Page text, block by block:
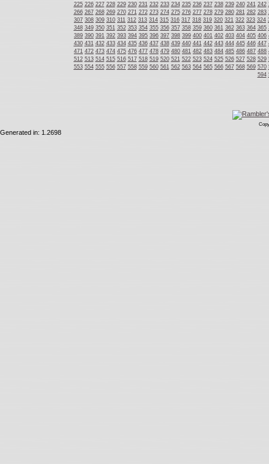
225 226 227 228 229 230 231 232 233 234 235 236 237 238 239 240 241 242
266 267 268 269 270 271 272 273 274 275 276 277 278 279 280 281 282 283
307 308 309 310 311 312 313 314 315 316 317 318 319 320 321 322 323 324
348 349 350 351 352 353 354 355 356 357 358 359 360 361 362 363 364 365
389 390 391 392 393 394 395 396 397 398 399 400 401 402 403 404 405 406
430 431 432 433 434 435 436 437 438 439 440 441 442 443 444 445 446 447
471 472 473 474 475 476 477 478 479 480 481 482 483 484 485 486 487 488
512 513 514 515 516 517 518 519 520 521 522 523 524 525 526 527 528 529
553 554 555 556 557 558 559 560 561 562 563 564 565 566 567 568 569 570
594
Generated in: 1.2698